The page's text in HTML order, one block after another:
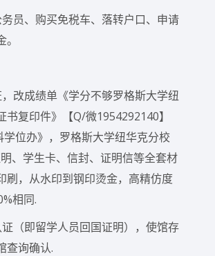
员、购买免税车、落转户口、申请
改成绩单《学分不够罗格斯大学纽
书复印件》【Q/微1954292140】
学位办》，罗格斯大学纽华克分校
、学生卡、信封、证明信等全套材
刷，从水印到钢印烫金，高精仿度
相同.
（即留学人员回国证明），使馆存
查询确认.